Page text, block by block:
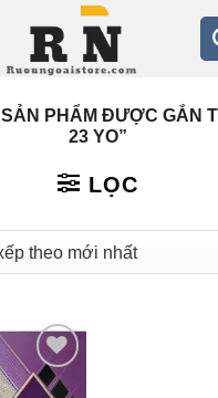
SẢN PHẨM ĐƯỢC GẮN
23 YO”
LỌC